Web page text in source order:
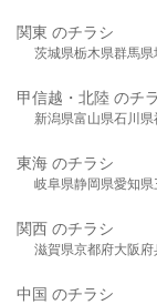
関東 のチラシ
茨城県栃木県群馬県
甲信越・北陸 のチ
新潟県富山県石川県
東海 のチラシ
岐阜県静岡県愛知県
関西 のチラシ
滋賀県京都府大阪府
中国 のチラシ